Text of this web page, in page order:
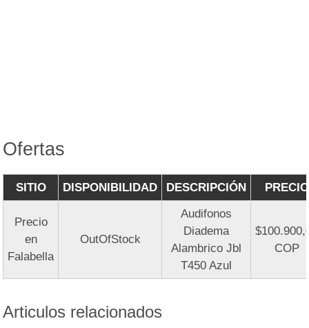
Ofertas
SITIO DISPONIBILIDAD DESCRIPCIÓN PRECIO
Precio
en
Falabella
OutOfStock
Audifonos
Diadema
Alambrico Jbl
T450 Azul
COP
Articulos relacionados